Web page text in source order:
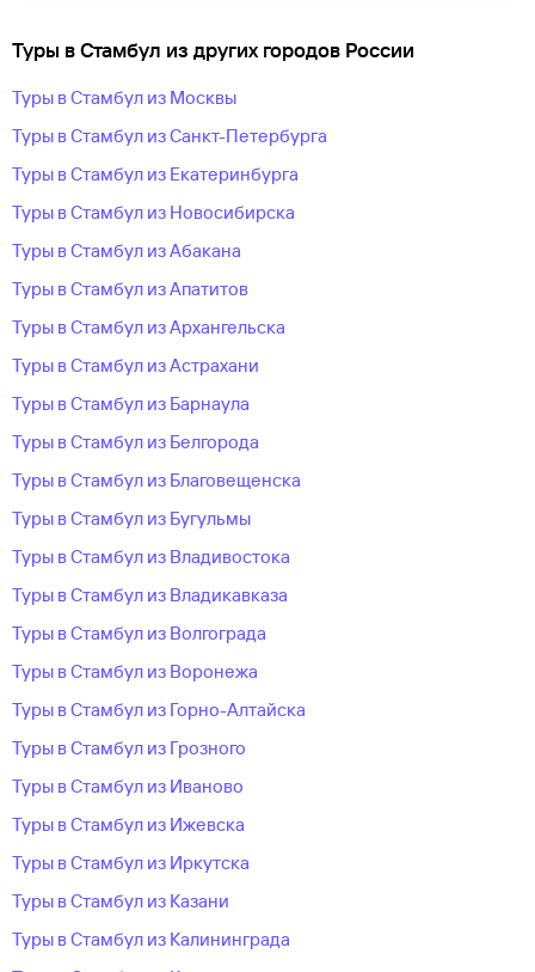
Туры в Стамбул из других городов России
Туры в Стамбул из Москвы
Туры в Стамбул из Санкт-Петербурга
Туры в Стамбул из Екатеринбурга
Туры в Стамбул из Новосибирска
Туры в Стамбул из Абакана
Туры в Стамбул из Апатитов
Туры в Стамбул из Архангельска
Туры в Стамбул из Астрахани
Туры в Стамбул из Барнаула
Туры в Стамбул из Белгорода
Туры в Стамбул из Благовещенска
Туры в Стамбул из Бугульмы
Туры в Стамбул из Владивостока
Туры в Стамбул из Владикавказа
Туры в Стамбул из Волгограда
Туры в Стамбул из Воронежа
Туры в Стамбул из Горно-Алтайска
Туры в Стамбул из Грозного
Туры в Стамбул из Иваново
Туры в Стамбул из Ижевска
Туры в Стамбул из Иркутска
Туры в Стамбул из Казани
Туры в Стамбул из Калининграда